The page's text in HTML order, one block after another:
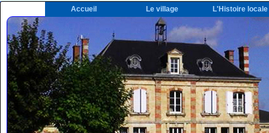
Accueil Le village L'Histoire locale